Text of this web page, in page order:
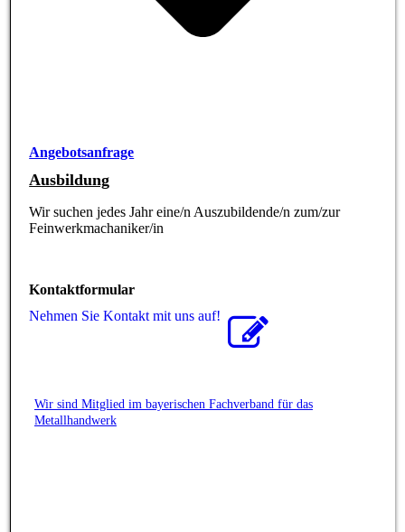
Angebotsanfrage
Ausbildung
Wir suchen jedes Jahr eine/n Auszubildende/n zum/zur
Feinwerkmachaniker/in
Kontaktformular
Nehmen Sie Kontakt mit uns auf!
Wir sind Mitglied im bayerischen Fachverband für das
Metallhandwerk